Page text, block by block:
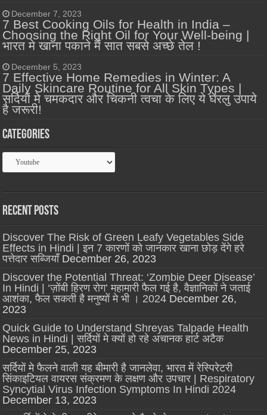
December 7, 2023
7 Best Cooking Oils for Health in India –
Choosing the Right Oil for Your Well-being |
भारत मे खाना पकाने में सात सबसे अच्छे तेल !
December 5, 2023
7 Effective Home Remedies in Winter: A
Daily Skincare Routine for All Skin Types |
सर्दियों मे चमकदार और चिकनी त्वचा के लिए ये घेरलु उपाये
है जरूरी!
Categories
Categories
Recent Posts
Discover The Risk of Green Leafy Vegetables Side
Effects in Hindi | इन 7 कारणों को जानकार खाना छोड़ देंगे हरे
पत्तेदार सब्जियाँ December 26, 2023
Discover the Potential Threat: ‘Zombie Deer Disease’
In Hindi | ‘ज़ोंबी हिरण रोग’ महामारी फैल गई है, वैज्ञानिकों ने जताई
आशंका, फैल सकती है मनुष्यों मे भी । 2024 December 26,
2023
Quick Guide to Understand Shreyas Talpade Health
News in Hindi | सर्दियों मे क्यों हो रहे अचानक हार्ट अटैक
December 25, 2023
सर्दियों मे फैलने वाली यह बीमारी है जानलेवा, भारत में रेस्पिरेटरी
सिंकाइटियल वायरस संक्रमण के लक्षण और उपचार | Respiratory
Syncytial Virus Infection Symptoms In Hindi 2024
December 13, 2023